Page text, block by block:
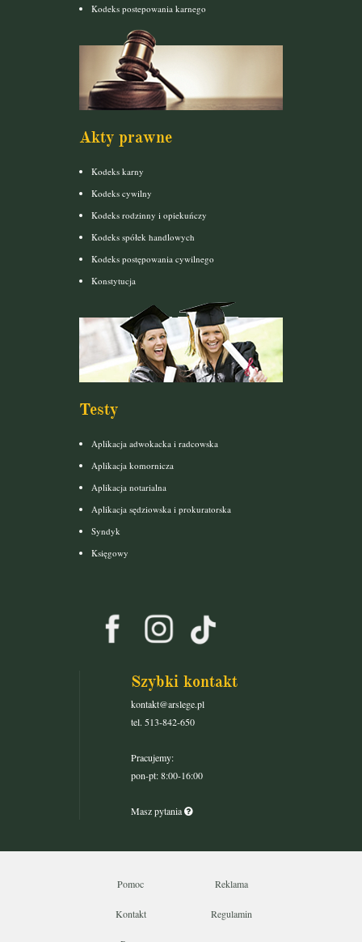
Kodeks postepowania karnego
Akty prawne
Kodeks karny
Kodeks cywilny
Kodeks rodzinny i opiekuńczy
Kodeks spółek handlowych
Kodeks postępowania cywilnego
Konstytucja
Testy
Aplikacja adwokacka i radcowska
Aplikacja komornicza
Aplikacja notarialna
Aplikacja sędziowska i prokuratorska
Syndyk
Księgowy
Szybki kontakt
kontakt@arslege.pl
tel. 513-842-650
Pracujemy:
pon-pt: 8:00-16:00
Masz pytania
Pomoc Reklama
Kontakt Regulamin